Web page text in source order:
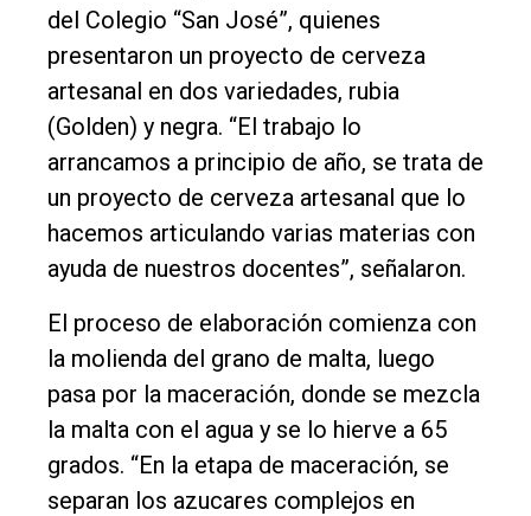
del Colegio “San José”, quienes
presentaron un proyecto de cerveza
artesanal en dos variedades, rubia
(Golden) y negra. “El trabajo lo
arrancamos a principio de año, se trata de
un proyecto de cerveza artesanal que lo
hacemos articulando varias materias con
ayuda de nuestros docentes”, señalaron.
El proceso de elaboración comienza con
la molienda del grano de malta, luego
pasa por la maceración, donde se mezcla
la malta con el agua y se lo hierve a 65
grados. “En la etapa de maceración, se
separan los azucares complejos en